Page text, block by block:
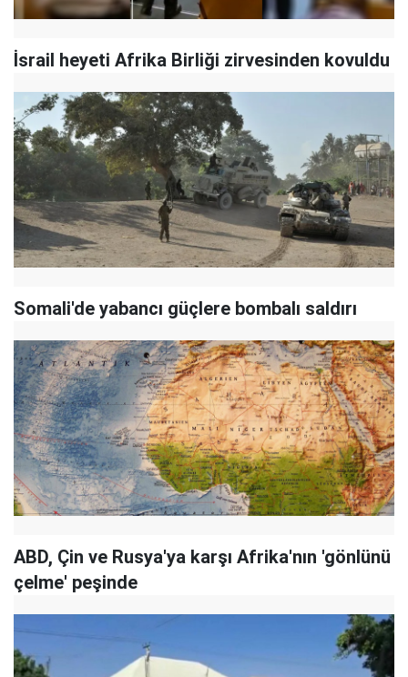
İsrail heyeti Afrika Birliği zirvesinden kovuldu
Somali'de yabancı güçlere bombalı saldırı
ABD, Çin ve Rusya'ya karşı Afrika'nın 'gönlünü
çelme' peşinde